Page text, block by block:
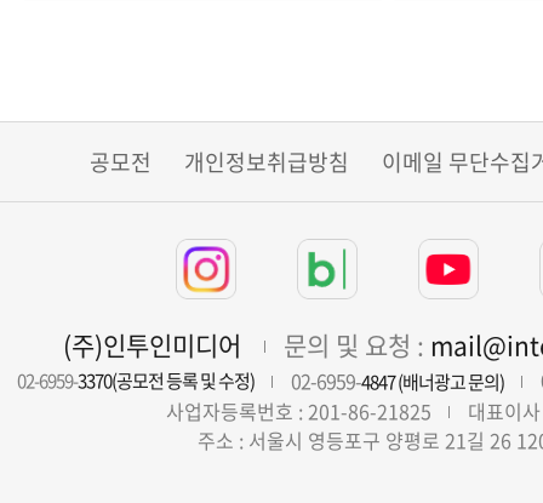
공모전 개인정보취급방침 이메일 무단수집
(주)인투인미디어 문의 및 요청 :
02-6959-3370(공모전 등록 및 수정) 02-6959-4847 (배너광고 문의)
사업자등록번호 : 201-86-21825
대표이
주소 : 서울시 영등포구 양평로 21길 26